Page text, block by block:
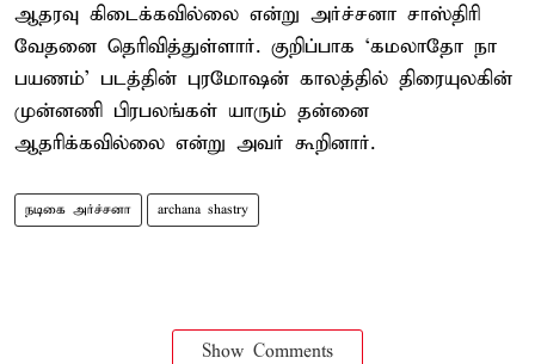
ஆதரவு கிடைக்கவில்லை என்று அர்ச்சனா சாஸ்திரி
வேதனை தெரிவித்துள்ளார். குறிப்பாக ‘கமலாதோ நா
பயணம்’ படத்தின் புரமோஷன் காலத்தில் திரையுலகின்
முன்னணி பிரபலங்கள் யாரும் தன்னை
ஆதரிக்கவில்லை என்று அவர் கூறினார்.
நடிகை அர்ச்சனா archana shastry
Show Comments